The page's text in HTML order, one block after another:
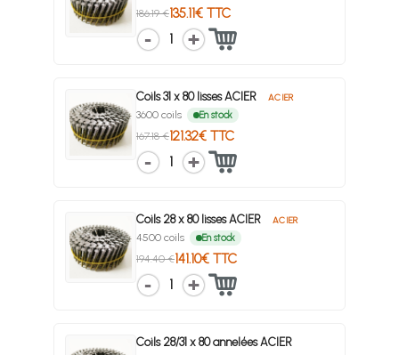
186.19 €135.11€ TTC
1
Coils 31 x 80 lisses ACIER ACIER
3600 coils En stock
167.18 €121.32€ TTC
1
Coils 28 x 80 lisses ACIER ACIER
4500 coils En stock
194.40 €141.10€ TTC
1
Coils 28/31 x 80 annelées ACIER